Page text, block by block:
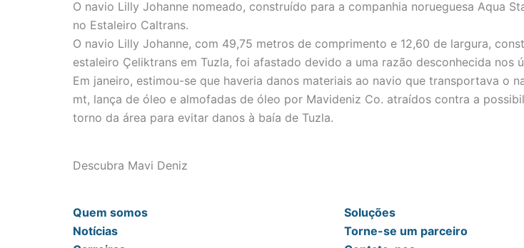
O navio Lilly Johanne nomeado, construído para a companhia norueguesa Aqua
no Estaleiro Caltrans.
O navio Lilly Johanne, com 49,75 metros de comprimento e 12,60 de largura,
estaleiro Çeliktrans em Tuzla, foi afastado devido a uma razão desconhecida nos
Em janeiro, estimou-se que haveria danos materiais ao navio que transportava o
mt, lança de óleo e almofadas de óleo por Mavideniz Co. atraídos contra a
torno da área para evitar danos à baía de Tuzla.
Descubra Mavi Deniz
Quem somos
Notícias
Soluções
Torne-se um parceiro